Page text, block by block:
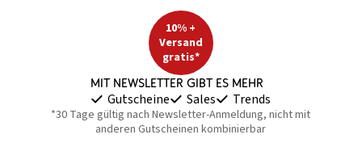
10% +
Versand
gratis*
Mit Newsletter gibt es mehr
Gutscheine Sales Trends
*30 Tage gültig nach Newsletter-Anmeldung, nicht mit
anderen Gutscheinen kombinierbar